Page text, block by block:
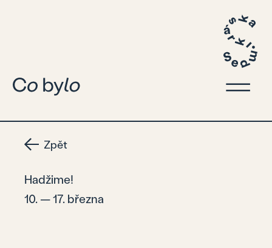
Zpět
Hadžime!
10. — 17. března